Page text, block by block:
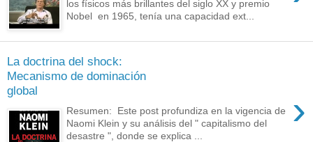
los físicos más brillantes del siglo XX y premio
Nobel en 1965, tenía una capacidad ext...
La doctrina del shock:
Mecanismo de dominación
global
›
Resumen: Este post profundiza en la vigencia de
Naomi Klein y su análisis del " capitalismo del
desastre ", donde se explica ...